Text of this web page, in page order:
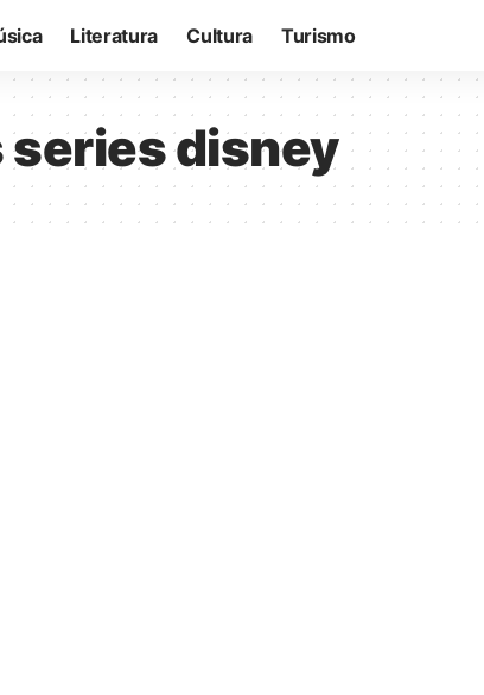
Literatura Cultura Turismo
series disney